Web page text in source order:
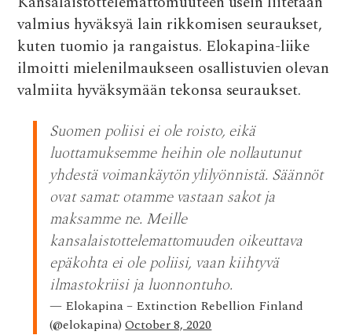
valmius hyväksyä lain rikkomisen seuraukset,
kuten tuomio ja rangaistus. Elokapina-liike
ilmoitti mielenilmaukseen osallistuvien olevan
valmiita hyväksymään tekonsa seuraukset.
Suomen poliisi ei ole roisto, eikä
luottamuksemme heihin ole nollautunut
yhdestä voimankäytön ylilyönnistä. Säännöt
ovat samat: otamme vastaan sakot ja
maksamme ne. Meille
kansalaistottelemattomuuden oikeuttava
epäkohta ei ole poliisi, vaan kiihtyvä
ilmastokriisi ja luonnontuho.
— Elokapina – Extinction Rebellion Finland
(@elokapina)October 8, 2020